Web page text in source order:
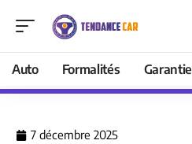
Auto Formalités Garantie
7 décembre 2025